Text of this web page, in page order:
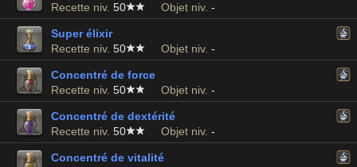
Recette niv. 50 Objet niv. -
Super élixir
Recette niv. 50 Objet niv. -
Concentré de force
Recette niv. 50 Objet niv. -
Concentré de dextérité
Recette niv. 50 Objet niv. -
Concentré de vitalité